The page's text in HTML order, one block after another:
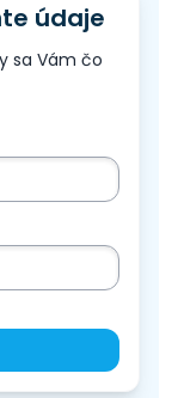
údaje
sa Vám čo